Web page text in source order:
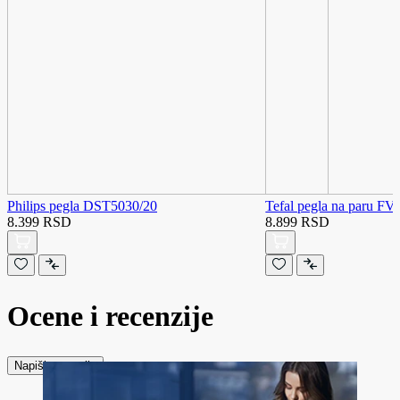
Philips pegla DST5030/20
8.399 RSD
Tefal pegla na paru
8.899 RSD
Ocene i recenzije
Napiši recenziju